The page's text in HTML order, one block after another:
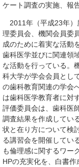
ケート調査の実施、報
2011年（平成23年
理委員会、機関会員委
成のために着実な活動
歯科医学並びに関連領
な活動を行っている。
科大学が学会会員とし
の歯科教育関連の学会
は歯科医学教育者に対
評価委員会は、歯科医
調査結果を作成してい
状と在り方について検
る講習会を開催してい
も倫理感に関するワー
HPの充実化を、白書